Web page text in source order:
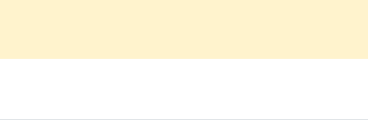
elastiques bras
16,67€